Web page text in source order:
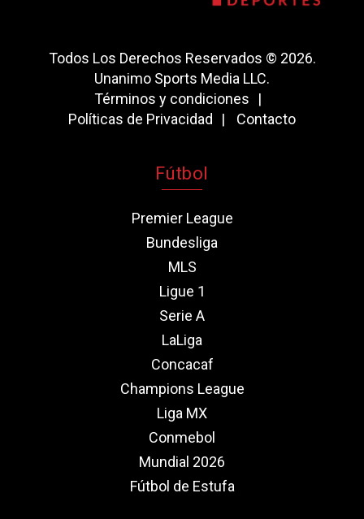
Todos Los Derechos Reservados © 2026.
Unanimo Sports Media LLC.
Términos y condiciones
Políticas de Privacidad
Contacto
Fútbol
Premier League
Bundesliga
MLS
Ligue 1
Serie A
LaLiga
Concacaf
Champions League
Liga MX
Conmebol
Mundial 2026
Fútbol de Estufa